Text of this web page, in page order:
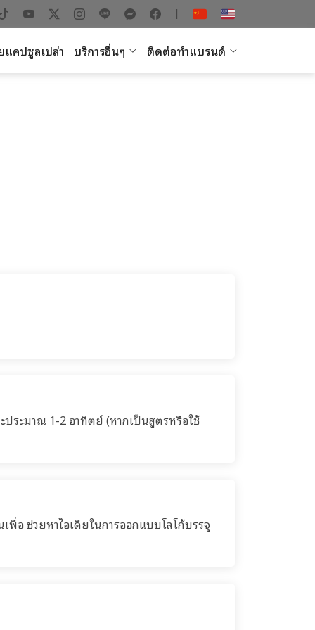
|
แคปซูลเปล่า บริการอื่นๆ ติดต่อทำแบรนด์
ระมาณ 1-2 อาทิตย์ (หากเป็นสูตรหรือใช้
พื่อ ช่วยหาไอเดียในการออกแบบโลโก้บรรจุ